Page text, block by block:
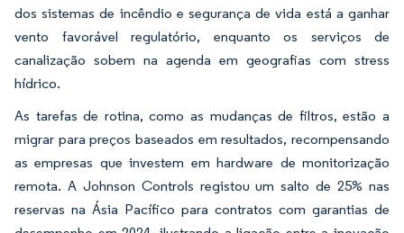
dos sistemas de incêndio e segurança de vida está a ganhar
vento favorável regulatório, enquanto os serviços de
canalização sobem na agenda em geografias com stress
hídrico.
As tarefas de rotina, como as mudanças de filtros, estão a
migrar para preços baseados em resultados, recompensando
as empresas que investem em hardware de monitorização
remota. A Johnson Controls registou um salto de 25% nas
reservas na Ásia Pacífico para contratos com garantias de